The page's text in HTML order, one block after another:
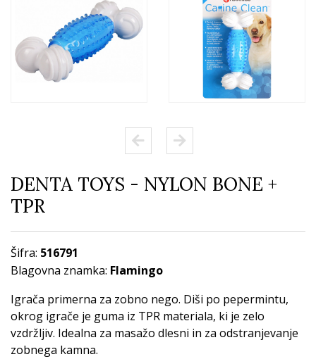
DENTA TOYS - NYLON BONE +
TPR
Šifra: 516791
Blagovna znamka: Flamingo
Igrača primerna za zobno nego. Diši po pepermintu,
okrog igrače je guma iz TPR materiala, ki je zelo
vzdržljiv. Idealna za masažo dlesni in za odstranjevanje
zobnega kamna.